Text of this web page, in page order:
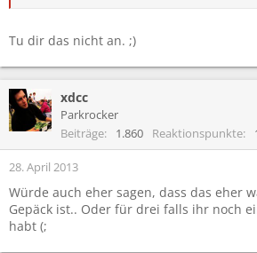
Für wieviel Personen?
Zum Vergrößern
für 3
Tu dir das nicht an. ;)
xdcc
Parkrocker
Beiträge
1.860 Reaktionspunkte
28. April 2013
Würde auch eher sagen, dass das eher
Gepäck ist.. Oder für drei falls ihr noch
habt (;